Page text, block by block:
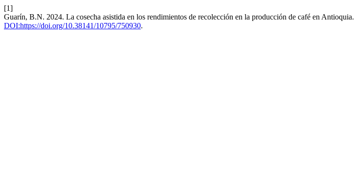
[1]
Guarín, B.N. 2024. La cosecha asistida en los rendimientos de recolección en la producción de café en Antioquia.
DOI:https://doi.org/10.38141/10795/750930.